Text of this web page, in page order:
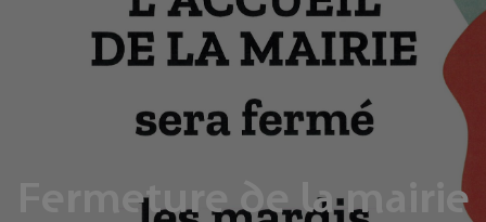
Fermeture de la mairie